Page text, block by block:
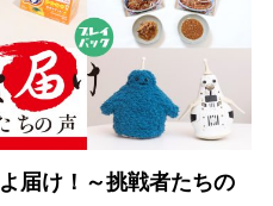
届け！～挑戦者たちの